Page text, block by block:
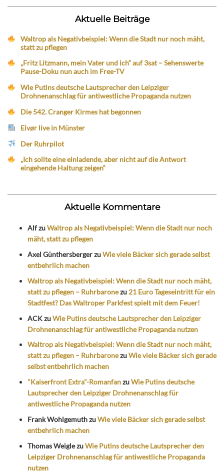
Aktuelle Beiträge
Waltrop als Negativbeispiel: Wenn die Stadt nur noch mäht,
statt zu pflegen
„Fritz Litzmann, mein Vater und ich“ auf 3sat – Sehenswerte
Pause-Doku nun auch im Free-TV
Wie Putins deutsche Lautsprecher den Leipziger
Drohnenanschlag für antiwestliche Propaganda nutzen
Die 542. Cranger Kirmes hat begonnen
Eivør live in Münster
Der Ruhrpilot
„Ich sollte eine einladende, aber nicht auf die Antwort
eingehende Haltung zeigen“
Aktuelle Kommentare
AlfzuWaltrop als Negativbeispiel: Wenn die Stadt nur noch
mäht, statt zu pflegen
Axel GünthersbergerzuWie viele Bäcker sich gerade selbst
entbehrlich machen
Waltrop als Negativbeispiel: Wenn die Stadt nur noch mäht,
statt zu pflegen – Ruhrbaronezu 21 Euro Tageseintritt für ein
Stadtfest? Das Waltroper Parkfest spielt mit dem Feuer!
ACKzuWie Putins deutsche Lautsprecher den Leipziger
Drohnenanschlag für antiwestliche Propaganda nutzen
Waltrop als Negativbeispiel: Wenn die Stadt nur noch mäht,
statt zu pflegen – RuhrbaronezuWie viele Bäcker sich gerade
selbst entbehrlich machen
"Kaiserfront Extra"-RomanfanzuWie Putins deutsche
Lautsprecher den Leipziger Drohnenanschlag für
antiwestliche Propaganda nutzen
Frank WohlgemuthzuWie viele Bäcker sich gerade selbst
entbehrlich machen
Thomas WeiglezuWie Putins deutsche Lautsprecher den
Leipziger Drohnenanschlag für antiwestliche Propaganda
nutzen